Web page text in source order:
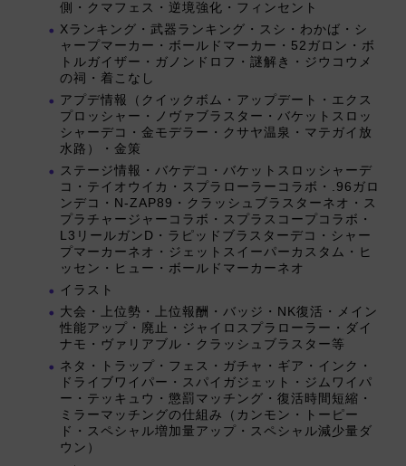
側・クマフェス・逆境強化・フィンセント
Xランキング・武器ランキング・スシ・わかば・シ
ャープマーカー・ボールドマーカー・52ガロン・ボ
トルガイザー・ガノンドロフ・謎解き・ジウコウメ
の祠・着こなし
アプデ情報（クイックボム・アップデート・エクス
プロッシャー・ノヴァブラスター・バケットスロッ
シャーデコ・金モデラー・クサヤ温泉・マテガイ放
水路）・金策
ステージ情報・バケデコ・バケットスロッシャーデ
コ・テイオウイカ・スプラローラーコラボ・.96ガロ
ンデコ・N-ZAP89・クラッシュブラスターネオ・ス
プラチャージャーコラボ・スプラスコープコラボ・
L3リールガンD・ラピッドブラスターデコ・シャー
プマーカーネオ・ジェットスイーパーカスタム・ヒ
ッセン・ヒュー・ボールドマーカーネオ
イラスト
大会・上位勢・上位報酬・バッジ・NK復活・メイン
性能アップ・廃止・ジャイロスプラローラー・ダイ
ナモ・ヴァリアブル・クラッシュブラスター等
ネタ・トラップ・フェス・ガチャ・ギア・インク・
ドライブワイパー・スパイガジェット・ジムワイパ
ー・テッキュウ・懲罰マッチング・復活時間短縮・
ミラーマッチングの仕組み（カンモン・トーピー
ド・スペシャル増加量アップ・スペシャル減少量ダ
ウン）